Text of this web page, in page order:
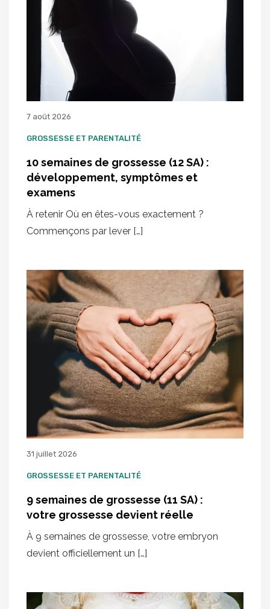
7 août 2026
GROSSESSE ET PARENTALITÉ
10 semaines de grossesse (12 SA) :
développement, symptômes et
examens
À retenir Où en êtes-vous exactement ?
Commençons par lever […]
31 juillet 2026
GROSSESSE ET PARENTALITÉ
9 semaines de grossesse (11 SA) :
votre grossesse devient réelle
À 9 semaines de grossesse, votre embryon
devient officiellement un […]